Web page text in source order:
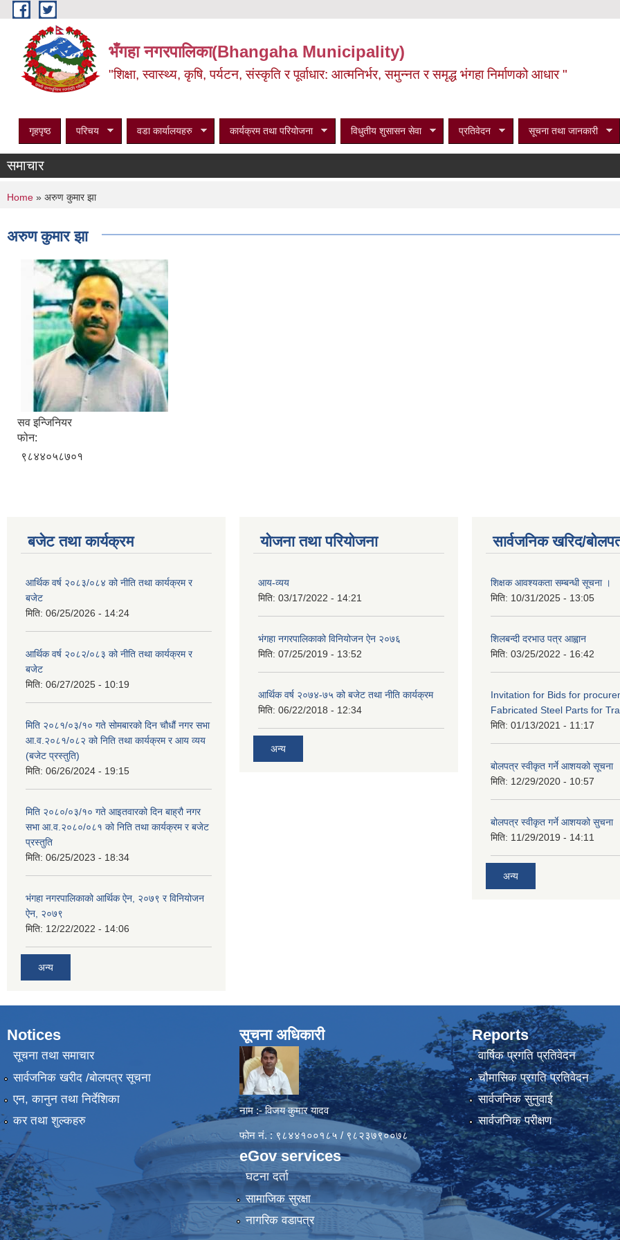
Skip to main content
भँगहा नगरपालिका(Bhangaha Municipality)
"शिक्षा, स्वास्थ्य, कृषि, पर्यटन, संस्कृति र पूर्वाधार: आत्मनिर्भर, समुन्नत र समृद्ध भंगहा निर्माणको आधार "
गृहपृष्ठ परिचय वडा कार्यालयहरु कार्यक्रम तथा परियोजना विधुतीय शुसासन सेवा प्रतिवेदन सूचना तथा जानकारी
समाचार
You are here
Home » अरुण कुमार झा
अरुण कुमार झा
सव इन्जिनियर
फोन:
९८४४०५८७०१
बजेट तथा कार्यक्रम
आर्थिक वर्ष २०८३/०८४ को नीति तथा कार्यक्रम र
बजेट
मिति: 06/25/2026 - 14:24
आर्थिक वर्ष २०८२/०८३ को नीति तथा कार्यक्रम र
बजेट
मिति: 06/27/2025 - 10:19
मिति २०८१/०३/१० गते सोमबारको दिन चौधौं नगर सभा
आ.व.२०८१/०८२ को निति तथा कार्यक्रम र आय व्यय
(बजेट प्रस्तुति)
मिति: 06/26/2024 - 19:15
मिति २०८०/०३/१० गते आइतवारको दिन बाह्रौ नगर
सभा आ.व.२०८०/०८१ को निति तथा कार्यक्रम र बजेट
प्रस्तुति
मिति: 06/25/2023 - 18:34
भंगहा नगरपालिकाको आर्थिक ऐन, २०७९ र विनियोजन
ऐन, २०७९
मिति: 12/22/2022 - 14:06
अन्य
योजना तथा परियोजना
आय-व्यय
मिति: 03/17/2022 - 14:21
भंगहा नगरपालिकाको विनियोजन ऐन २०७६
मिति: 07/25/2019 - 13:52
आर्थिक वर्ष २०७४-७५ को बजेट तथा नीति कार्यक्रम
मिति: 06/22/2018 - 12:34
अन्य
सार्वजनिक खरिद/
शिक्षक आवश्यकता सम्बन्धी सूचना ।
मिति: 10/31/2025 - 13:05
शिलबन्दी दरभाउ पत्र आह्वान
मिति: 03/25/2022 - 16:42
Invitation for Bids for
Fabricated Steel Parts for
मिति: 01/13/2021 - 11:17
बोलपत्र स्वीकृत गर्ने आशयको सूचना
मिति: 12/29/2020 - 10:57
बोलपत्र स्वीकृत गर्ने आशयको सुचना
मिति: 11/29/2019 - 14:11
अन्य
Notices
सूचना तथा समाचार
सार्वजनिक खरीद /बोलपत्र सूचना
एन, कानुन तथा निर्देशिका
कर तथा शुल्कहरु
सूचना अधिकारी
नाम :- विजय कुमार यादव
फोन नं. : ९८४४१००१८५ / ९८२३७९००७८
eGov services
घटना दर्ता
सामाजिक सुरक्षा
नागरिक वडापत्र
Reports
वार्षिक प्रगति प्रतिवेदन
चौमासिक प्रगति प्रतिवेदन
सार्वजनिक सुनुवाई
सार्वजनिक परीक्षण